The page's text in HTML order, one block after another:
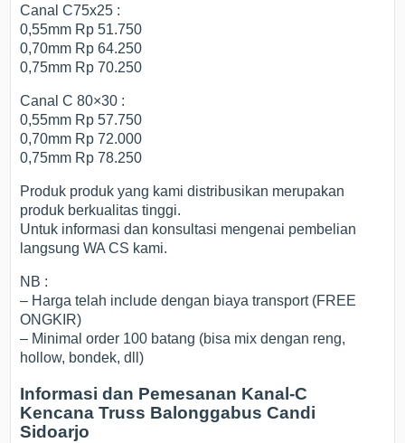
Canal C75x25 :
0,55mm Rp 51.750
0,70mm Rp 64.250
0,75mm Rp 70.250
Canal C 80×30 :
0,55mm Rp 57.750
0,70mm Rp 72.000
0,75mm Rp 78.250
Produk produk yang kami distribusikan merupakan
produk berkualitas tinggi.
Untuk informasi dan konsultasi mengenai pembelian
langsung WA CS kami.
NB :
– Harga telah include dengan biaya transport (FREE
ONGKIR)
– Minimal order 100 batang (bisa mix dengan reng,
hollow, bondek, dll)
Informasi dan Pemesanan Kanal-C
Kencana Truss Balonggabus Candi
Sidoarjo